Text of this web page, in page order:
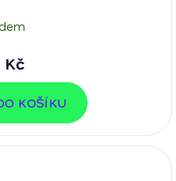
Kč
KOŠÍKU